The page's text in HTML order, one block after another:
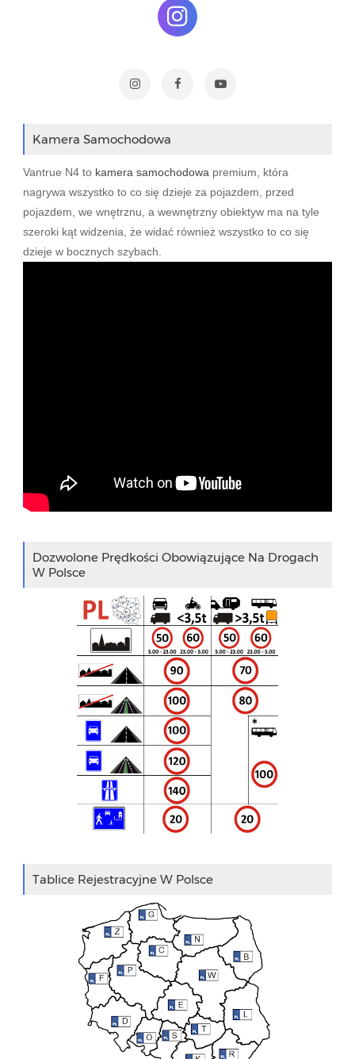
Kamera Samochodowa
Vantrue N4 to kamera samochodowa premium, która
nagrywa wszystko to co się dzieje za pojazdem, przed
pojazdem, we wnętrznu, a wewnętrzny obiektyw ma na tyle
szeroki kąt widzenia, że widać również wszystko to co się
dzieje w bocznych szybach.
Dozwolone Prędkości Obowiązujące Na Drogach
W Polsce
Tablice Rejestracyjne W Polsce